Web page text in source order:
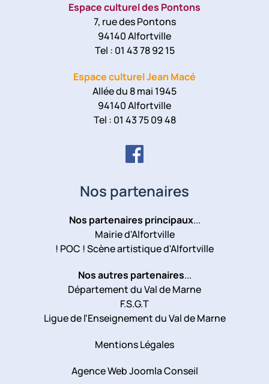
Espace culturel des Pontons
7, rue des Pontons
94140 Alfortville
Tel : 01 43 78 92 15
Espace culturel Jean Macé
Allée du 8 mai 1945
94140 Alfortville
Tel : 01 43 75 09 48
Nos partenaires
Nos partenaires principaux...
Mairie d'Alfortville
! POC ! Scène artistique d'Alfortville
Nos autres partenaires...
Département du Val de Marne
F.S.G.T
Ligue de l'Enseignement du Val de Marne
Mentions Légales
Agence Web Joomla Conseil